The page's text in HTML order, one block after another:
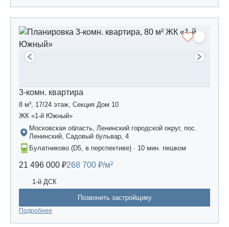
3-комн. квартира
8 м², 17/24 этаж, Секция Дом 10
ЖК «1-й Южный»
Московская область, Ленинский городской округ, пос.
Ленинский, Садовый бульвар, 4
Булатниково (D5, в перспективе) · 10 мин. пешком
21 496 000 ₽268 700 ₽/м²
1-й ДСК
Позвонить застройщику
Подробнее